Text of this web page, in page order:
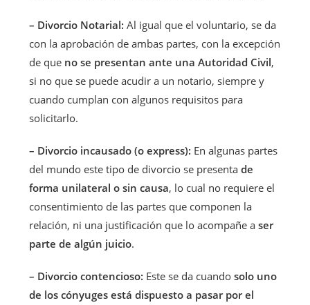
– Divorcio Notarial: Al igual que el voluntario, se da
con la aprobación de ambas partes, con la excepción
de que no se presentan ante una Autoridad Civil,
si no que se puede acudir a un notario, siempre y
cuando cumplan con algunos requisitos para
solicitarlo.
– Divorcio incausado (o express): En algunas partes
del mundo este tipo de divorcio se presentade
forma unilateral o sin causa, lo cual no requiere el
consentimiento de las partes que componen la
relación, ni una justificación que lo acompañe aser
parte de algún juicio.
– Divorcio contencioso: Este se da cuandosolo uno
de los cónyuges está dispuesto a pasar por el